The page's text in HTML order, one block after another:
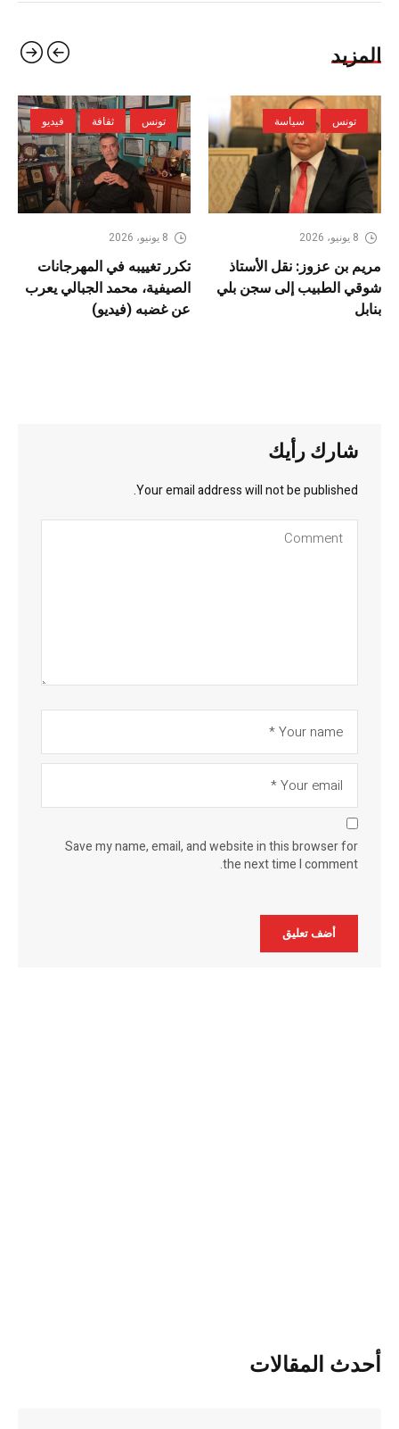
المزيد
تونس سياسة
8 يونيو، 2026
مريم بن عزوز: نقل الأستاذ
شوقي الطبيب إلى سجن بلي
بنابل
تونس ثقافة فيديو
8 يونيو، 2026
تكرر تغييبه في المهرجانات
الصيفية، محمد الجبالي يعرب
عن غضبه (فيديو)
شارك رأيك
Your email address will not be published.
Save my name, email, and website in this browser for
the next time I comment.
أحدث المقالات